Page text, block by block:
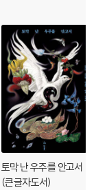
토막 난 우주를 안고서
(큰글자도서)